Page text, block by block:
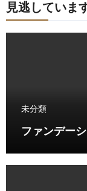
見逃していま
未分類
ファンデー